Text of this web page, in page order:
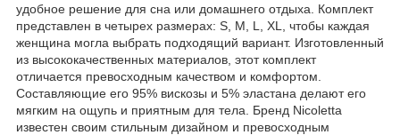
удобное решение для сна или домашнего отдыха. Комплект
представлен в четырех размерах: S, M, L, XL, чтобы каждая
женщина могла выбрать подходящий вариант. Изготовленный
из высококачественных материалов, этот комплект
отличается превосходным качеством и комфортом.
Составляющие его 95% вискозы и 5% эластана делают его
мягким на ощупь и приятным для тела. Бренд Nicoletta
известен своим стильным дизайном и превосходным